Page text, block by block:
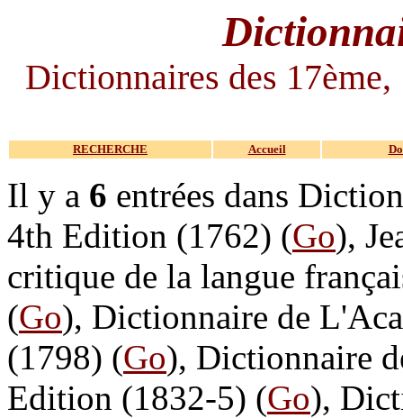
Dictionnaires des 17ème,
RECHERCHE Accueil
Il y a 6 entrées dans
4th Edition (1762) (Go),
critique de la langue
(Go), Dictionnaire de
(1798) (Go), Dictionnaire
Edition (1832-5) (Go),